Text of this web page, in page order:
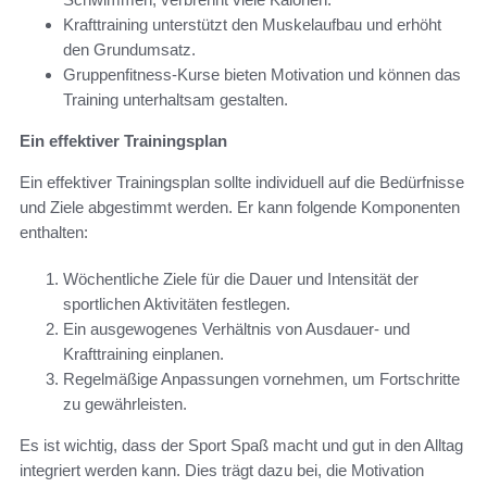
Krafttraining unterstützt den Muskelaufbau und erhöht
den Grundumsatz.
Gruppenfitness-Kurse bieten Motivation und können das
Training unterhaltsam gestalten.
Ein effektiver Trainingsplan
Ein effektiver Trainingsplan sollte individuell auf die Bedürfnisse
und Ziele abgestimmt werden. Er kann folgende Komponenten
enthalten:
Wöchentliche Ziele für die Dauer und Intensität der
sportlichen Aktivitäten festlegen.
Ein ausgewogenes Verhältnis von Ausdauer- und
Krafttraining einplanen.
Regelmäßige Anpassungen vornehmen, um Fortschritte
zu gewährleisten.
Es ist wichtig, dass der Sport Spaß macht und gut in den Alltag
integriert werden kann. Dies trägt dazu bei, die Motivation